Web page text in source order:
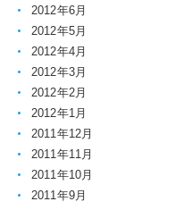
2012年6月
2012年5月
2012年4月
2012年3月
2012年2月
2012年1月
2011年12月
2011年11月
2011年10月
2011年9月